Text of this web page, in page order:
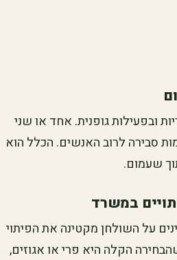
ובפעילות גופנית. אחד או שני
סבירה לרוב האנשים. הכלל הוא
שעמום.
במשרד
על השולחן מקטינה את הפיתוי
הקלה היא פרי או אגוזים,